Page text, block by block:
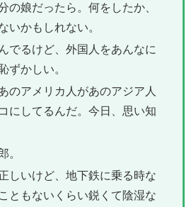
の娘だったら。何をしたか、
いかもしれない。
でるけど、外国人をあんなに
ずかしい。
のアメリカ人があのアジア人
にしてるんだ。今日、思い知
。
しいけど、地下鉄に乗る時な
ともないくらい鋭くて陰湿な